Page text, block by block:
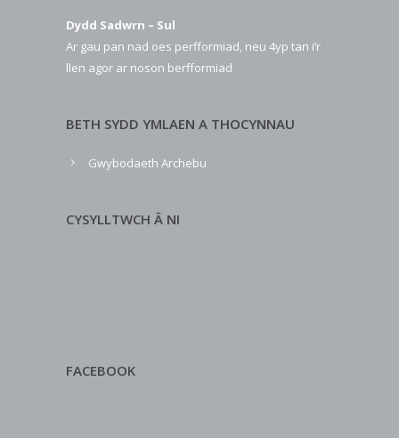
Dydd Sadwrn – Sul
Ar gau pan nad oes perfformiad, neu 4yp tan i’r
llen agor ar noson berfformiad
BETH SYDD YMLAEN A THOCYNNAU
Gwybodaeth Archebu
CYSYLLTWCH Â NI
FACEBOOK